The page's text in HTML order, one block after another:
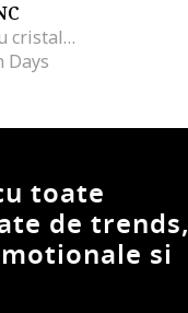
Ceas analog decorat cu cristale si cadran cu aspect MOP, Negru
Days
toate
de trends,
si